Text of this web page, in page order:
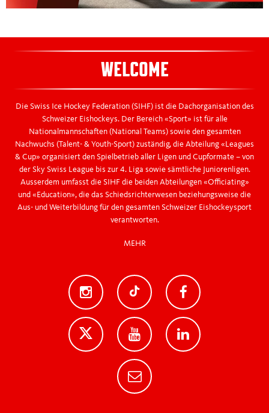
WELCOME
Die Swiss Ice Hockey Federation (SIHF) ist die Dachorganisation des
Schweizer Eishockeys. Der Bereich «Sport» ist für alle
Nationalmannschaften (National Teams) sowie den gesamten
Nachwuchs (Talent- & Youth-Sport) zuständig, die Abteilung «Leagues
& Cup» organisiert den Spielbetrieb aller Ligen und Cupformate – von
der Sky Swiss League bis zur 4. Liga sowie sämtliche Juniorenligen.
Ausserdem umfasst die SIHF die beiden Abteilungen «Officiating»
und «Education», die das Schiedsrichterwesen beziehungsweise die
Aus- und Weiterbildung für den gesamten Schweizer Eishockeysport
verantworten.
MEHR